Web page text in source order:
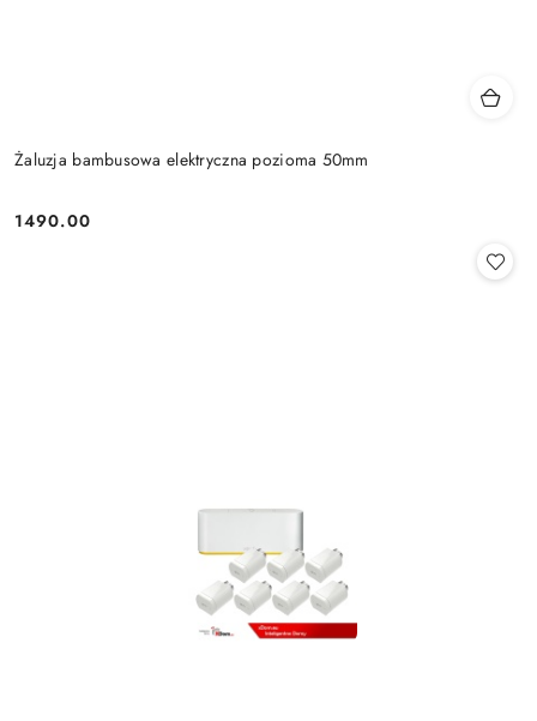
Żaluzja bambusowa elektryczna pozioma 50mm
Cena:
1490.00